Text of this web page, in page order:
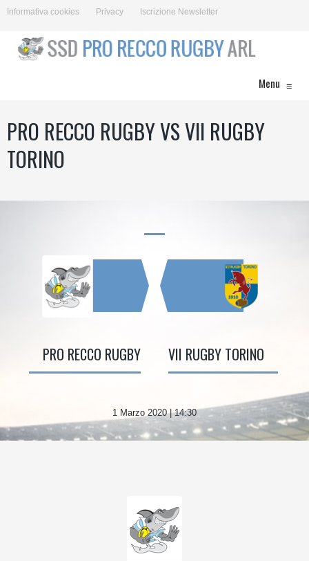
Informativa cookies Privacy Iscrizione Newsletter
Menu ≡
PRO RECCO RUGBY VS VII RUGBY
TORINO
PRO RECCO RUGBY VII RUGBY TORINO
1 Marzo 2020 | 14:30